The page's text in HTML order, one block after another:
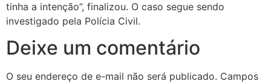
tinha a intenção”, finalizou. O caso segue sendo
investigado pela Polícia Civil.
Deixe um comentário
O seu endereço de e-mail não será publicado. Campos